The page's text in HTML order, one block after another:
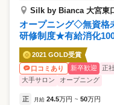
Silk by Bianca 大宮東
オープニング◇無資格
研修制度★有給消化
2021 GOLD受賞
口コミあり
新卒歓迎 正
大手サロン
オープニング
正 月給 24.5万円 ~ 50万円